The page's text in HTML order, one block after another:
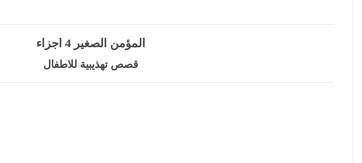
المؤمن الصغير 4 اجزاء
قصص تهذيبية للاطفال